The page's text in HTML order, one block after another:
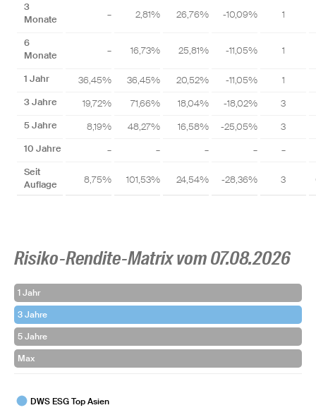
3
Monate
– 2,81% 26,76% -10,09% 1
6
Monate
– 16,73% 25,81% -11,05% 1
1 Jahr 36,45% 36,45% 20,52% -11,05%
1
3 Jahre
19,72% 71,66% 18,04% -18,02%
3
5 Jahre
8,19% 48,27% 16,58% -25,05% 3
10 Jahre
– – – –
–
Seit
Auflage
8,75% 101,53% 24,54% -28,36% 3
Risiko-Rendite-Matrix vom 07.08.2026
1 Jahr
3 Jahre
5 Jahre
Max
DWS ESG Top Asien